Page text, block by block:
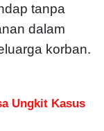
tanpa
dalam
korban.
Ungkit Kasus